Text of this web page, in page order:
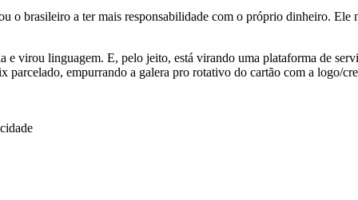
brasileiro a ter mais responsabilidade com o próprio dinheiro. Ele
virou linguagem. E, pelo jeito, está virando uma plataforma de
empurrando a galera pro rotativo do cartão com a logo/